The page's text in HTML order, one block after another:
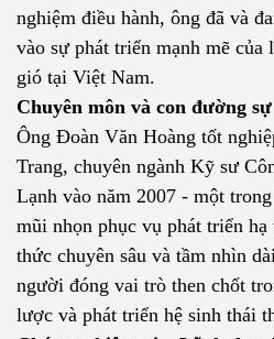
nghiệm điều hành, ông đã và
vào sự phát triển mạnh mẽ
gió tại Việt Nam.
Chuyên môn và con đường
Ông Đoàn Văn Hoàng tốt
Trang, chuyên ngành Kỹ sư
Lạnh vào năm 2007 - một
mũi nhọn phục vụ phát triển
thức chuyên sâu và tầm nhìn
người đóng vai trò then chốt
lược và phát triển hệ sinh thái